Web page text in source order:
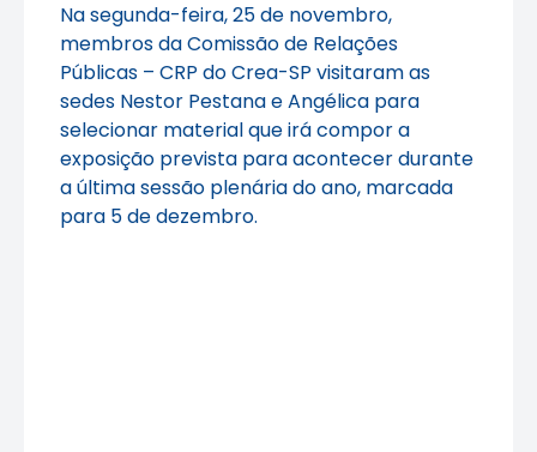
Na segunda-feira, 25 de novembro,
membros da Comissão de Relações
Públicas – CRP do Crea-SP visitaram as
sedes Nestor Pestana e Angélica para
selecionar material que irá compor a
exposição prevista para acontecer durante
a última sessão plenária do ano, marcada
para 5 de dezembro.